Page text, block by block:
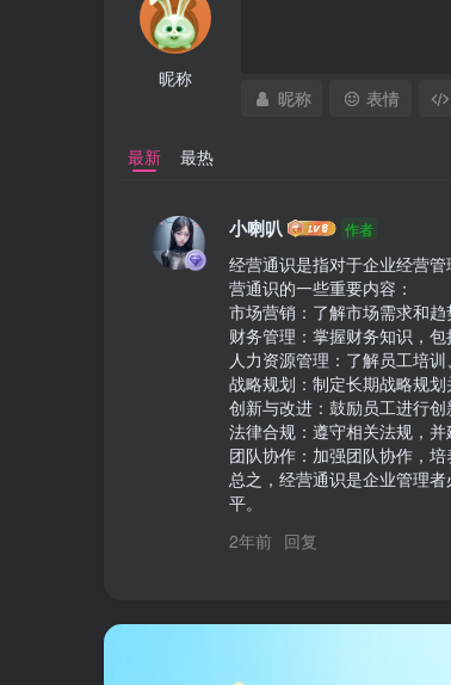
昵称
昵称 表情
最新 最热
小喇叭 作者
经营通识是指对于企业经营
营通识的一些重要内容：
市场营销：了解市场需求和
财务管理：掌握财务知识，
人力资源管理：了解员工培
战略规划：制定长期战略规划
创新与改进：鼓励员工进行
法律合规：遵守相关法规，
团队协作：加强团队协作，
总之，经营通识是企业管理
平。
2年前 回复